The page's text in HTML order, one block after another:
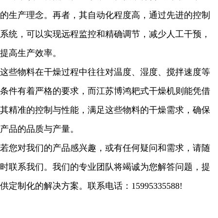
的生产理念。再者，其自动化程度高，通过先进的控制
系统，可以实现远程监控和精确调节，减少人工干预，
提高生产效率。
这些物料在干燥过程中往往对温度、湿度、搅拌速度等
条件有着严格的要求，而江苏博鸿耙式干燥机则能凭借
其精准的控制与性能，满足这些物料的干燥需求，确保
产品的品质与产量。
若您对我们的产品感兴趣，或有任何疑问和需求，请随
时联系我们。我们的专业团队将竭诚为您解答问题，提
供定制化的解决方案。联系电话： 15995335588!